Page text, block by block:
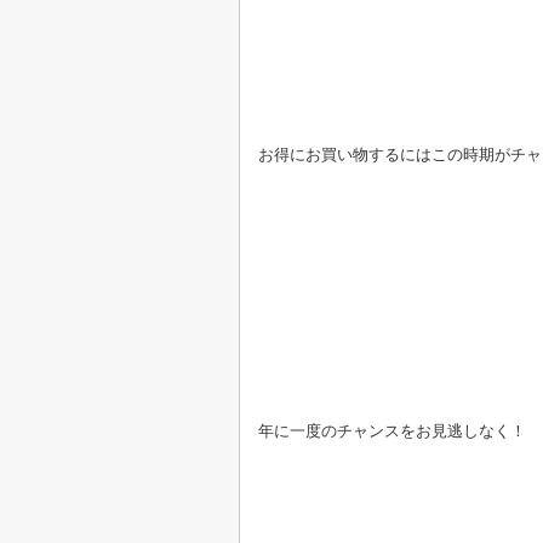
お得にお買い物するにはこの時期がチ
年に一度のチャンスをお見逃しなく！